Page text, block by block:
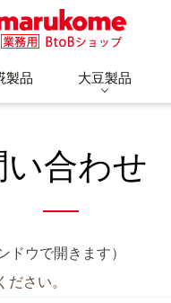
製品 大豆製品
い合わせ
ドウで開きます）
さい。